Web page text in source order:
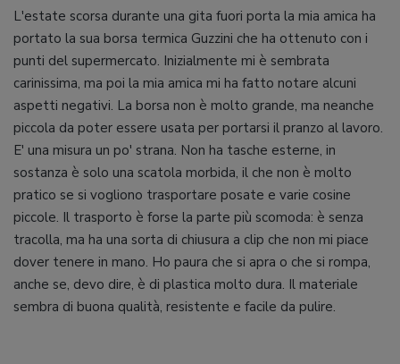
L'estate scorsa durante una gita fuori porta la mia amica ha
portato la sua borsa termica Guzzini che ha ottenuto con i
punti del supermercato. Inizialmente mi è sembrata
carinissima, ma poi la mia amica mi ha fatto notare alcuni
aspetti negativi. La borsa non è molto grande, ma neanche
piccola da poter essere usata per portarsi il pranzo al lavoro.
E' una misura un po' strana. Non ha tasche esterne, in
sostanza è solo una scatola morbida, il che non è molto
pratico se si vogliono trasportare posate e varie cosine
piccole. Il trasporto è forse la parte più scomoda: è senza
tracolla, ma ha una sorta di chiusura a clip che non mi piace
dover tenere in mano. Ho paura che si apra o che si rompa,
anche se, devo dire, è di plastica molto dura. Il materiale
sembra di buona qualità, resistente e facile da pulire.